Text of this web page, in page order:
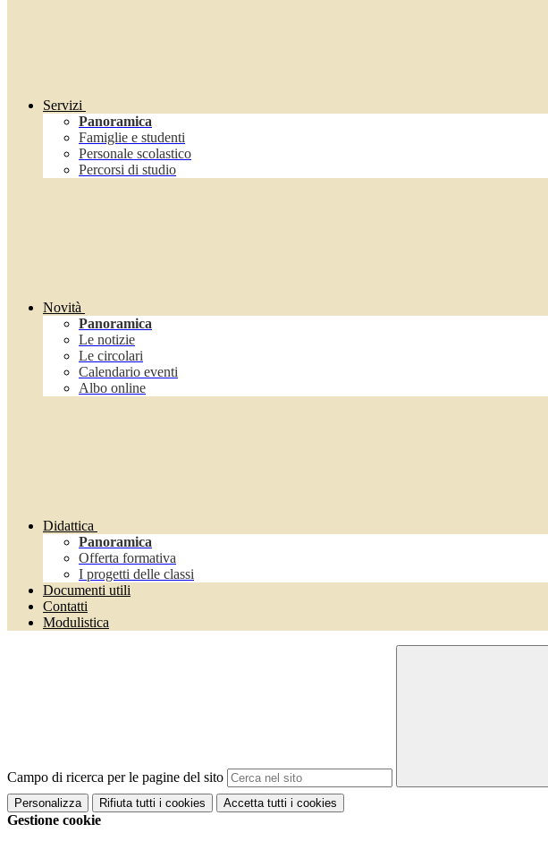
Servizi
Panoramica
Famiglie e studenti
Personale scolastico
Percorsi di studio
Novità
Panoramica
Le notizie
Le circolari
Calendario eventi
Albo online
Didattica
Panoramica
Offerta formativa
I progetti delle classi
Documenti utili
Contatti
Modulistica
Campo di ricerca per le pagine del sito
Personalizza Rifiuta tutti i cookies Accetta tutti i cookies
Gestione cookie